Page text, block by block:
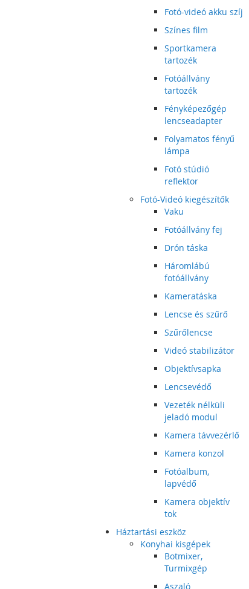
Fotó-videó akku szíj
Színes film
Sportkamera
tartozék
Fotóállvány
tartozék
Fényképezőgép
lencseadapter
Folyamatos fényű
lámpa
Fotó stúdió
reflektor
Fotó-Videó kiegészítők
Vaku
Fotóállvány fej
Drón táska
Háromlábú
fotóállvány
Kameratáska
Lencse és szűrő
Szűrőlencse
Videó stabilizátor
Objektívsapka
Lencsevédő
Vezeték nélküli
jeladó modul
Kamera távvezérlő
Kamera konzol
Fotóalbum,
lapvédő
Kamera objektív
tok
Háztartási eszköz
Konyhai kisgépek
Botmixer,
Turmixgép
Aszaló